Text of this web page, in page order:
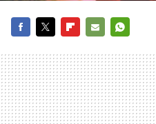
MAIL